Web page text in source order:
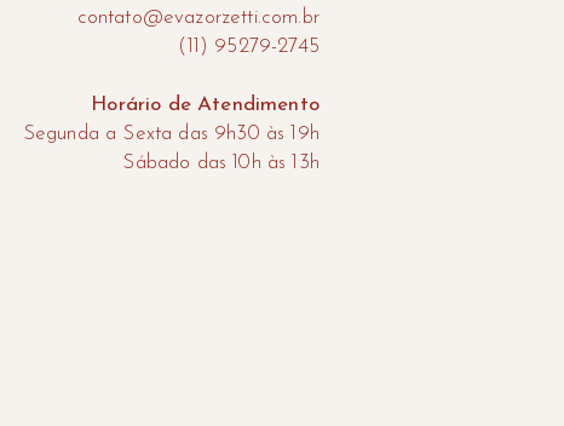
contato@evazorzetti.com.br
(11) 95279-2745
Horário de Atendimento
Segunda a Sexta das 9h30 às 19h
​Sábado das 10h às 13h